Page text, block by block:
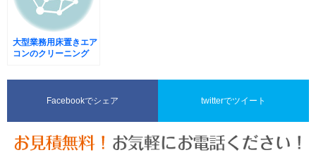
大型業務用床置きエア
コンのクリーニング
Facebookでシェア twitterでツイート